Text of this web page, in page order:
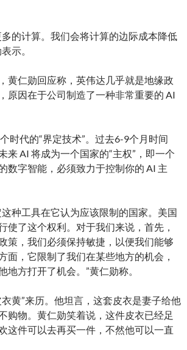
的计算。我们会将计算的边际成本降低
示。
黄仁勋回应称，英伟达几乎就是地缘政
原因在于公司制造了一种非常重要的 AI
时代的“界定技术”。过去6-9个月时间
来 AI 将成为一个国家的“主权”，即一个
数字智能，必须致力于控制你的 AI 主
种工具在它认为应该限制的国家。美国
使了这个权利。对于我们来说，首先，
策，我们必须保持敏捷，以便我们能够
面，它限制了我们在某些地方的机会，
地方打开了机会。”黄仁勋称。
黄”来历。他坦言，这套皮衣是妻子给他
购物。黄仁勋笑着说，这件皮衣已经足
这件可以去再买一件，不然他可以一直